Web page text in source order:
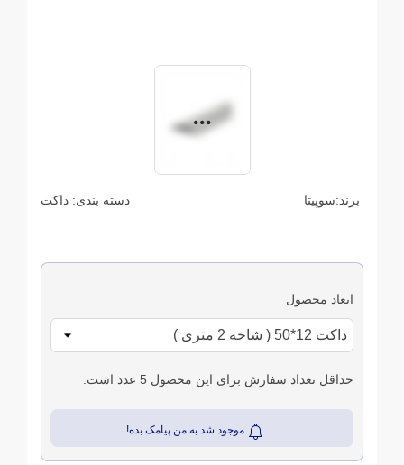
برند:سوپیتا دسته بندی: داکت
ابعاد محصول
حداقل تعداد سفارش برای این محصول 5 عدد است.
موجود شد به من پیامک بده!